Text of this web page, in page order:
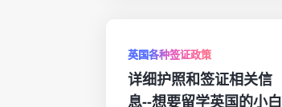
英国各种签证政策
详细护照和签证相关信
息--想要留学英国的小白